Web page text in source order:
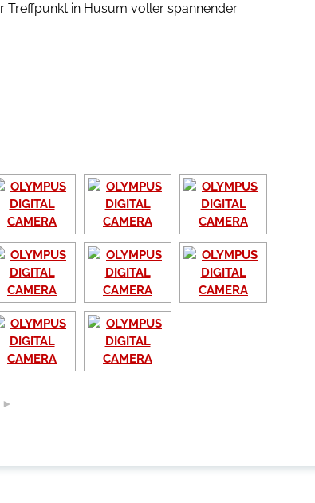
Treffpunkt in Husum voller spannender
►